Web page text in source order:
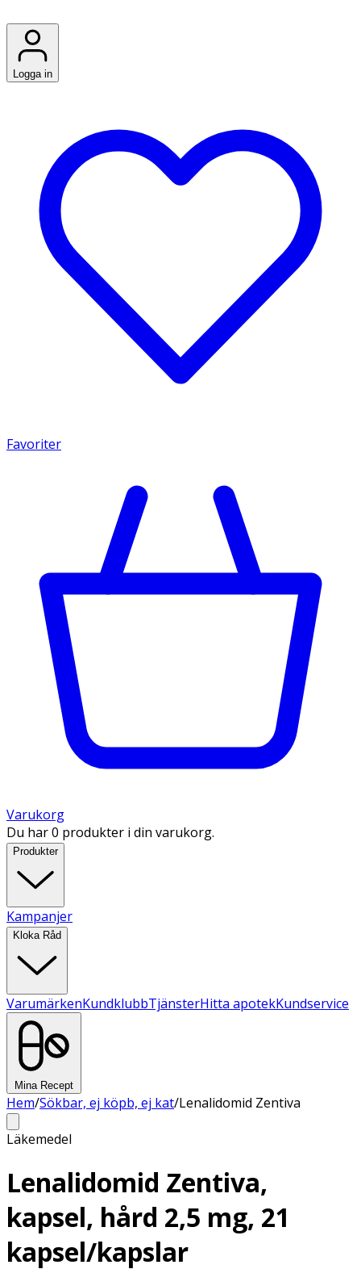
Logga in
Favoriter
Varukorg
Du har 0 produkter i din varukorg.
Produkter
Kampanjer
Kloka Råd
VarumärkenKundklubbTjänsterHitta apotekKundservice
Mina Recept
Hem/Sökbar, ej köpb, ej kat/Lenalidomid Zentiva
Läkemedel
Lenalidomid Zentiva,
kapsel, hård 2,5 mg, 21
kapsel/kapslar